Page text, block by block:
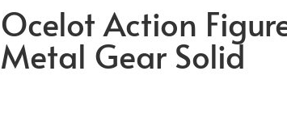
Ocelot Action
Metal Gear Solid